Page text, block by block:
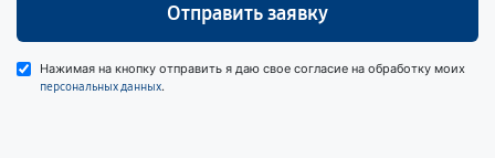
Отправить заявку
Нажимая на кнопку отправить я даю свое согласие на обработку моих
персональных данных.